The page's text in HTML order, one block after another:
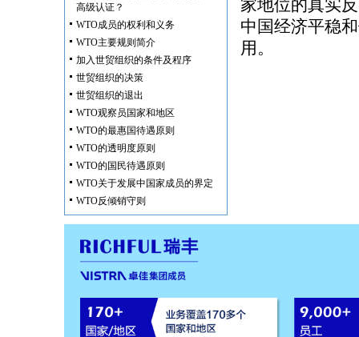
高级认证？
WTO成员的权利和义务
WTO主要规则简介
加入世贸组织的条件及程序
世贸组织的决策
世贸组织的退出
WTO观察员国家和地区
WTO的最惠国待遇原则
WTO的透明度原则
WTO的国民待遇原则
WTO关于发展中国家成员的界定
WTO反倾销守则
家地位的真实
中国经济平稳
用。